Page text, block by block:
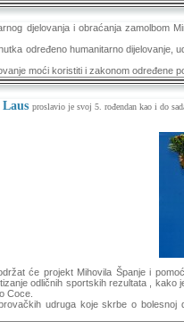
djelovanja i obraćanja zamolbom
određeno humanitarno
moći koristiti i zakonom određene
proslavio je svoj 5. rođendan kao i do
će projekt Mihovila Španje i
odličnih sportskih rezultata ,
Coce.
udruga koje skrbe o